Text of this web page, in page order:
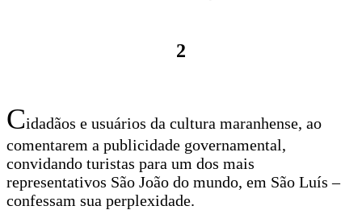
2
Cidadãos e usuários da cultura maranhense, ao
comentarem a publicidade governamental,
convidando turistas para um dos mais
representativos São João do mundo, em São Luís –
confessam sua perplexidade.